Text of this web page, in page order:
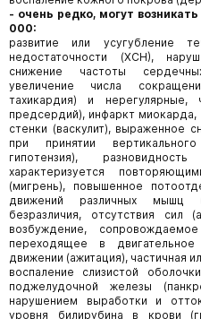
- очень редко, могут
000:
развитие или усугубление
недостаточности (ХСН),
снижение частоты
увеличение числа
тахикардия) и нерегулярные,
предсердий), инфаркт
стенки (васкулит), выраженное
при принятии
гипотензия),
характеризуется
(мигрень), повышенное
движений различных мышц
безразличия, отсутствия сил
возбуждение,
переходящее в
движении (ажитация), частичная
воспаление слизистой
поджелудочной железы
нарушением выработки и
уровня билирубина в крови